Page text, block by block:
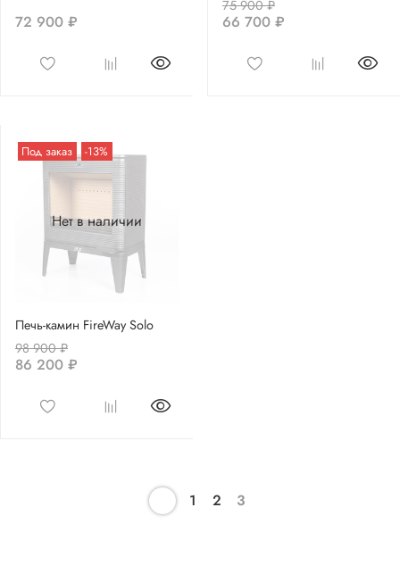
72 900 ₽
75 900 ₽
66 700 ₽
Нет в наличии
Под заказ -13%
Печь-камин FireWay Solo
98 900 ₽
86 200 ₽
1 2 3